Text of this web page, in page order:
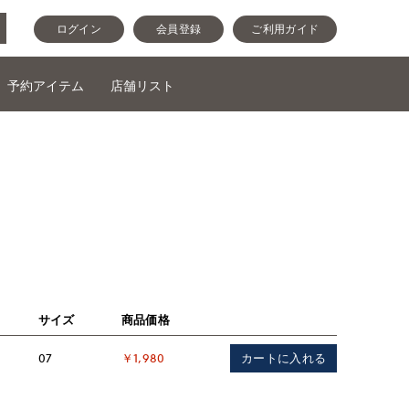
ログイン 会員登録 ご利用ガイド
予約アイテム 店舗リスト
サイズ 商品価格
07 ￥1,980 カートに入れる